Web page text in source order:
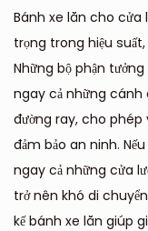
Bánh xe lăn cho
trọng trong hiệu
Những bộ phận
ngay cả những cánh
đường ray, cho phép
đảm bảo an ninh.
ngay cả những cửa
trở nên khó di
kế bánh xe lăn giúp